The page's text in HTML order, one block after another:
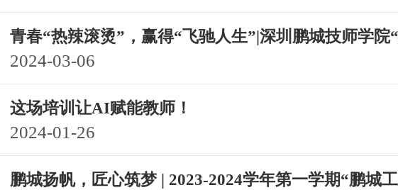
青春“热辣滚烫”，赢得“飞驰人生”|深圳鹏城技师学院
2024-03-06
这场培训让AI赋能教师！
2024-01-26
鹏城扬帆，匠心筑梦 | 2023-2024学年第一学期“鹏城